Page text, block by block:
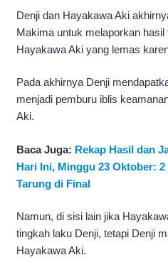
Denji dan Hayakawa Aki
Makima untuk melaporkan
Hayakawa Aki yang lemas
Pada akhirnya Denji
menjadi pemburu iblis
Aki.
Baca Juga: Rekap Hasil dan
Hari Ini, Minggu 23 Oktober:
Tarung di Final
Namun, di sisi lain jika
tingkah laku Denji, tetapi Denji
Hayakawa Aki.